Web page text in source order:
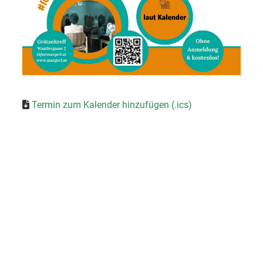
Termin zum Kalender hinzufügen (.ics)